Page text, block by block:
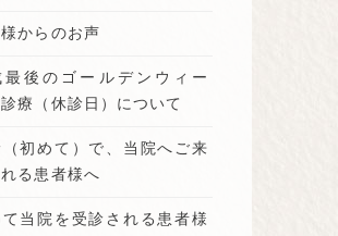
からのお声
最後のゴールデンウィー
療（休診日）について
初めて）で、当院へご来
る患者様へ
当院を受診される患者様